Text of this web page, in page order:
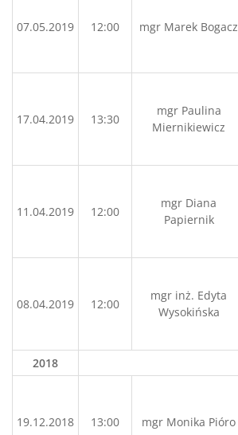
07.05.2019 12:00 mgr Marek Bogacz
17.04.2019 13:30
mgr Paulina
Miernikiewicz
11.04.2019 12:00
mgr Diana
Papiernik
08.04.2019 12:00
mgr inż. Edyta
Wysokińska
2018
19.12.2018 13:00 mgr Monika Pióro